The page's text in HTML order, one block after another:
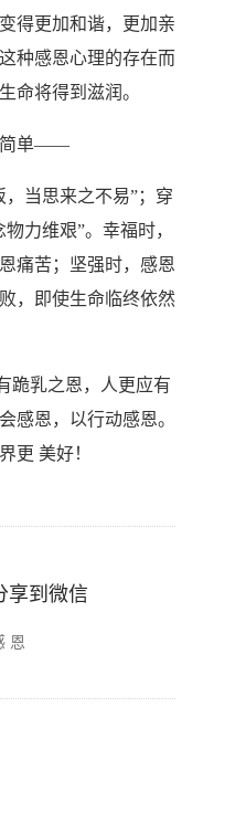
得更加和谐，更加亲
种感恩心理的存在而
命将得到滋润。
单——
，当思来之不易”；穿
物力维艰”。幸福时，
痛苦；坚强时，感恩
，即使生命临终依然
跪乳之恩，人更应有
感恩，以行动感恩。
更 美好！
享到微信